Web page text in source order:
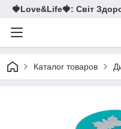
🍓Love&Life🍓: Світ
Каталог товаров